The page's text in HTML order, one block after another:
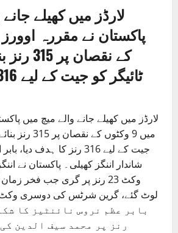
لارڈز میں کھیلے
کے
لارڈز میں کھیلے جانے والے میچ میں
میں 9 وکٹوں کے
شاندار اننگز کھیلی۔ پاکستان نے
رنز پر محمد سیف الدین